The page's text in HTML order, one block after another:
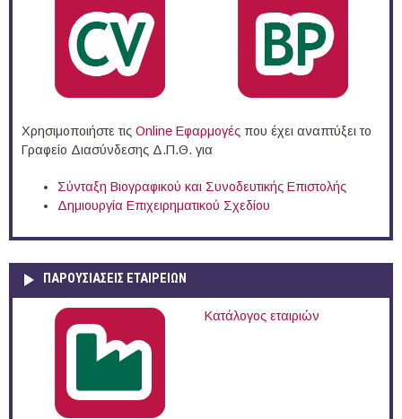
Χρησιμοποιήστε τις Online Eφαρμογές που έχει αναπτύξει το
Γραφείο Διασύνδεσης Δ.Π.Θ. για
Σύνταξη Βιογραφικού και Συνοδευτικής Επιστολής
Δημιουργία Επιχειρηματικού Σχεδίου
ΠΑΡΟΥΣΙΆΣΕΙΣ ΕΤΑΙΡΕΙΏΝ
Κατάλογος εταιριών